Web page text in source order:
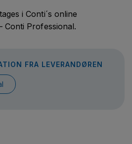
i Conti´s online
Conti Professional.
FRA LEVERANDØREN